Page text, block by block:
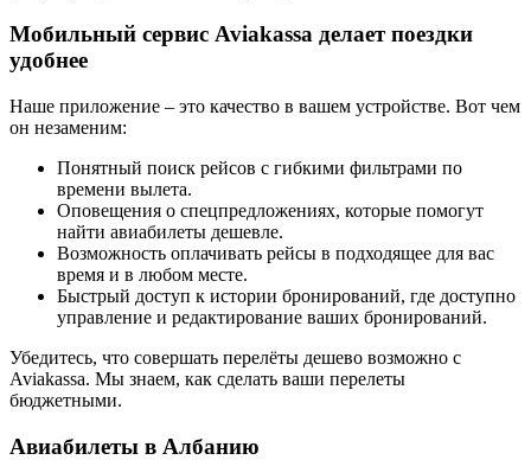
Мобильный сервис Aviakassa делает поездки
удобнее
Наше приложение – это качество в вашем устройстве. Вот чем
он незаменим:
Понятный поиск рейсов с гибкими фильтрами по
времени вылета.
Оповещения о спецпредложениях, которые помогут
найти авиабилеты дешевле.
Возможность оплачивать рейсы в подходящее для вас
время и в любом месте.
Быстрый доступ к истории бронирований, где доступно
управление и редактирование ваших бронирований.
Убедитесь, что совершать перелёты дешево возможно с
Aviakassa. Мы знаем, как сделать ваши перелеты
бюджетными.
Авиабилеты в Албанию